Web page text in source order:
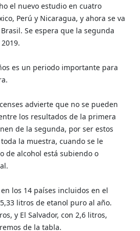
el nuevo estudio en cuatro
Perú y Nicaragua, y ahora se va
Se espera que la segunda
es un periodo importante para
advierte que no se pueden
los resultados de la primera
de la segunda, por ser estos
la muestra, cuando se le
de alcohol está subiendo o
los 14 países incluidos en el
litros de etanol puro al año.
y El Salvador, con 2,6 litros,
de la tabla.